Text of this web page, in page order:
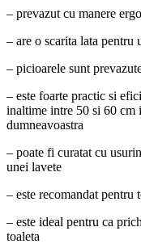
– prevazut cu manere
– are o scarita lata pentru
– picioarele sunt
– este foarte practic si
inaltime intre 50 si 60 cm
dumneavoastra
– poate fi curatat cu
unei lavete
– este recomandat pentru
– este ideal pentru ca
toaleta